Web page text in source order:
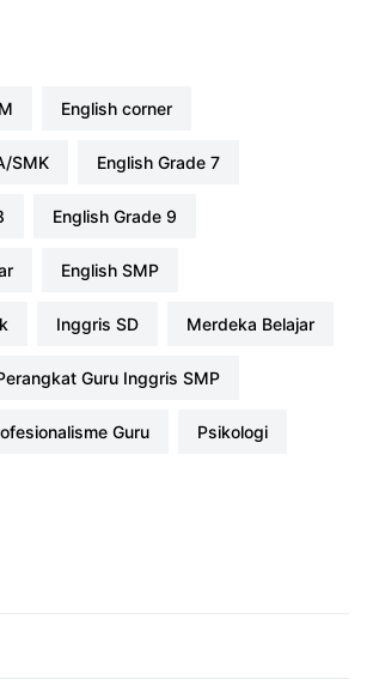
english corner
SMK English Grade 7
English Grade 9
English SMP
Inggris SD Merdeka Belajar
Perangkat Guru Inggris SMP
Guru Psikologi